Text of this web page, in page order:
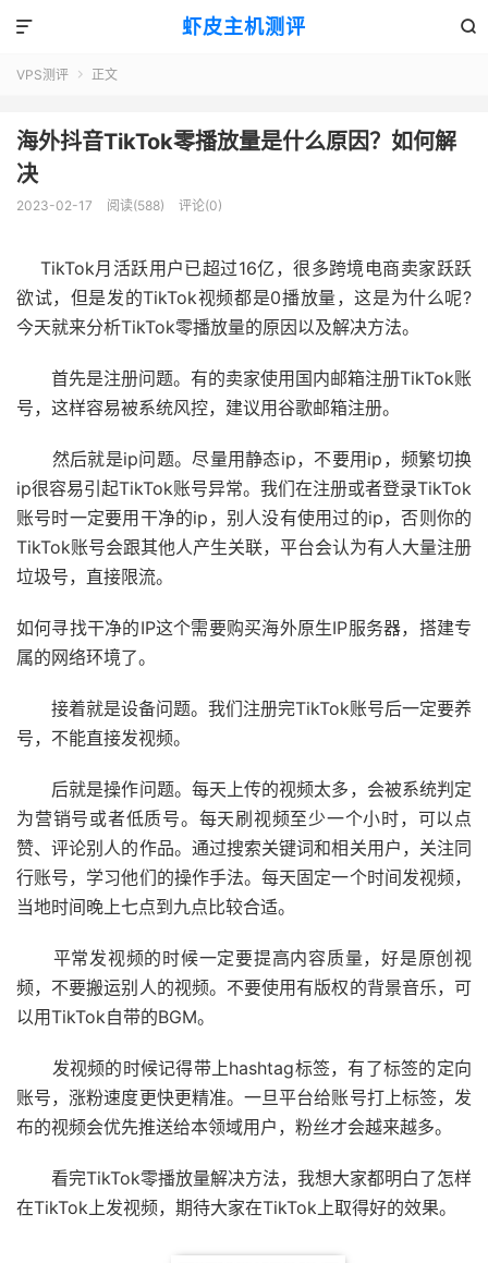
虾皮主机测评 

VPS测评  正文
海外抖音TikTok零播放量是什么原因？如何解
决
2023-02-17 阅读(588) 评论(0)
TikTok月活跃用户已超过16亿，很多跨境电商卖家跃跃
欲试，但是发的TikTok视频都是0播放量，这是为什么呢?
今天就来分析TikTok零播放量的原因以及解决方法。
首先是注册问题。有的卖家使用国内邮箱注册TikTok账
号，这样容易被系统风控，建议用谷歌邮箱注册。
然后就是ip问题。尽量用静态ip，不要用ip，频繁切换
ip很容易引起TikTok账号异常。我们在注册或者登录TikTok
账号时一定要用干净的ip，别人没有使用过的ip，否则你的
TikTok账号会跟其他人产生关联，平台会认为有人大量注册
垃圾号，直接限流。
如何寻找干净的IP这个需要购买海外原生IP服务器，搭建专
属的网络环境了。
接着就是设备问题。我们注册完TikTok账号后一定要养
号，不能直接发视频。
后就是操作问题。每天上传的视频太多，会被系统判定
为营销号或者低质号。每天刷视频至少一个小时，可以点
赞、评论别人的作品。通过搜索关键词和相关用户，关注同
行账号，学习他们的操作手法。每天固定一个时间发视频，
当地时间晚上七点到九点比较合适。
平常发视频的时候一定要提高内容质量，好是原创视
频，不要搬运别人的视频。不要使用有版权的背景音乐，可
以用TikTok自带的BGM。
发视频的时候记得带上hashtag标签，有了标签的定向
账号，涨粉速度更快更精准。一旦平台给账号打上标签，发
布的视频会优先推送给本领域用户，粉丝才会越来越多。
看完TikTok零播放量解决方法，我想大家都明白了怎样
在TikTok上发视频，期待大家在TikTok上取得好的效果。